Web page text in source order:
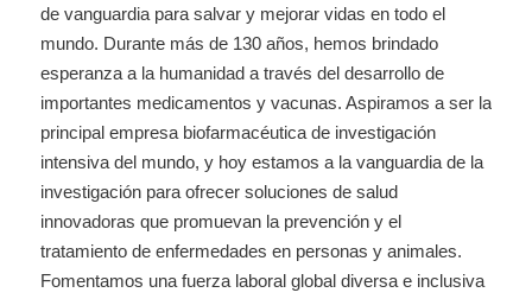
de vanguardia para salvar y mejorar vidas en todo el
mundo. Durante más de 130 años, hemos brindado
esperanza a la humanidad a través del desarrollo de
importantes medicamentos y vacunas. Aspiramos a ser la
principal empresa biofarmacéutica de investigación
intensiva del mundo, y hoy estamos a la vanguardia de la
investigación para ofrecer soluciones de salud
innovadoras que promuevan la prevención y el
tratamiento de enfermedades en personas y animales.
Fomentamos una fuerza laboral global diversa e inclusiva